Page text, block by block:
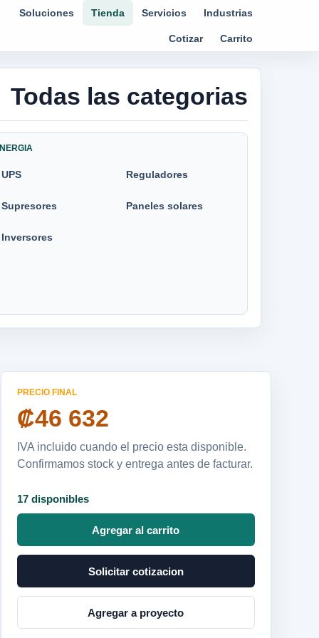
Soluciones Tienda Servicios Industrias
Cotizar Carrito
Todas las categorias
UPS Reguladores
Supresores Paneles solares
Inversores
PRECIO FINAL
₡46 632
IVA incluido cuando el precio esta disponible.
Confirmamos stock y entrega antes de facturar.
17 disponibles
Agregar al carrito
Solicitar cotizacion
Agregar a proyecto